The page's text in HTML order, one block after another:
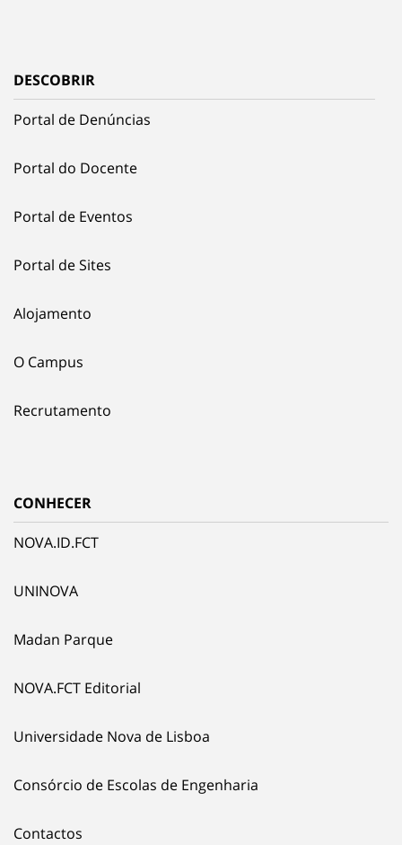
DESCOBRIR
Portal de Denúncias
Portal do Docente
Portal de Eventos
Portal de Sites
Alojamento
O Campus
Recrutamento
CONHECER
NOVA.ID.FCT
UNINOVA
Madan Parque
NOVA.FCT Editorial
Universidade Nova de Lisboa
Consórcio de Escolas de Engenharia
Contactos